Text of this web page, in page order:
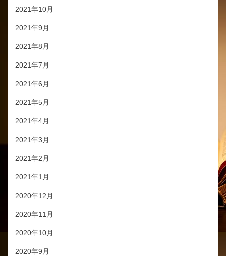
2021年10月
2021年9月
2021年8月
2021年7月
2021年6月
2021年5月
2021年4月
2021年3月
2021年2月
2021年1月
2020年12月
2020年11月
2020年10月
2020年9月